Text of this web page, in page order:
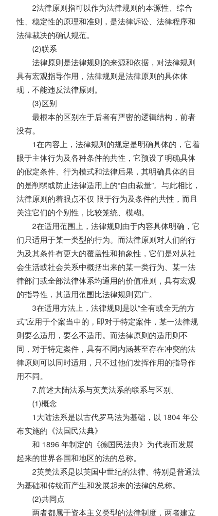
2法律原则指可以作为法律规则的本源性、综合
性、稳定性的原理和准则，是法律诉讼、法律程序和
法律裁决的确认规范。
(2)联系
法律原则是法律规则的来源和依据，对法律规则
具有宏观指导作用，法律规则是法律原则的具体体
现，不能违反法律原则。
(3)区别
最根本的区别在于后者有严密的逻辑结构，前者
没有。
1在内容上，法律规则的规定是明确具体的，它着
眼于主体行为及各种条件的共性，它预设了明确具体
的假定条件、行为模式和法律后果，其明确具体的目
的是削弱或防止法律适用上的“自由裁量”。与此相比，
法律原则的着眼点不仅 限于行为及条件的共性，而且
关注它们的个别性，比较笼统、模糊。
2在适用范围上，法律规则由于内容具体明确，它
们只适用于某一类型的行为。而法律原则对人们的行
为及其条件有更大的覆盖性和抽象性，它们是对从社
会生活或社会关系中概括出来的某一类行为、某一法
律部门或全部法律体系均通用的价值准则，具有宏观
的指导性，其适用范围比法律规则宽广。
3在适用方法上，法律规则是以“全有或全无的方
式”应用于个案当中的，即对于特定案件，某一法律规
则要么适用，要么不适用。而法律原则的适用则不
同，对于特定案件，具有不同内涵甚至存在冲突的法
律原则可以同时适用，只不过他们发挥作用的指导作
用不同。
7.简述大陆法系与英美法系的联系与区别。
(1)概念
1大陆法系是以古代罗马法为基础，以 1804 年公
布实施的《法国民法典》
和 1896 年制定的《德国民法典》为代表而发展
起来的世界各国和地区的法的总称。
2英美法系是以英国中世纪的法律、特别是普通法
为基础和传统而产生和发展起来的法律的总称。
(2)共同点
两者都属于资本主义类型的法律制度，两者建立